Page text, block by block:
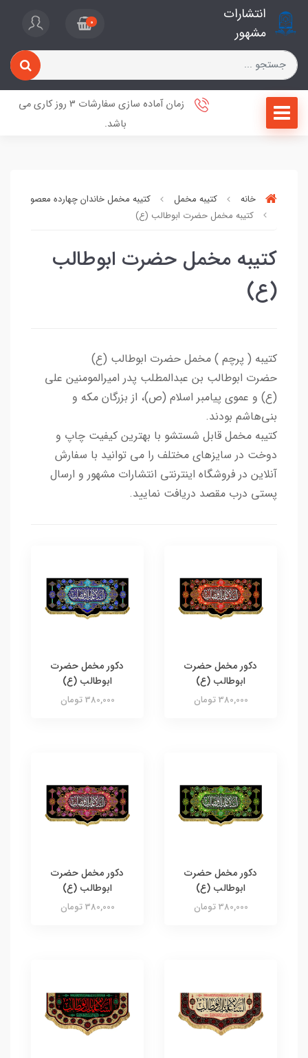
انتشارات
مشهور
0
زمان آماده سازی سفارشات 3 روز کاری می
باشد.
خانه کتیبه مخمل
کتیبه مخمل خاندان چهارده معصوم (ع)
کتیبه مخمل حضرت ابوطالب (ع)
کتیبه مخمل حضرت ابوطالب
(ع)
کتیبه ( پرچم ) مخمل حضرت ابوطالب (ع)
حضرت ابوطالب بن عبدالمطلب پدر امیرالمومنین علی
(ع) و عموی پیامبر اسلام (ص)، از بزرگان مکه و
بنی‌هاشم بودند.
کتیبه مخمل قابل شستشو با بهترین کیفیت چاپ و
دوخت در سایزهای مختلف را می توانید با سفارش
آنلاین در فروشگاه اینترنتی انتشارات مشهور و ارسال
پستی درب مقصد دریافت نمایید.
دکور مخمل حضرت
ابوطالب (ع)
380,000 تومان
دکور مخمل حضرت
ابوطالب (ع)
380,000 تومان
دکور مخمل حضرت
ابوطالب (ع)
380,000 تومان
دکور مخمل حضرت
ابوطالب (ع)
380,000 تومان